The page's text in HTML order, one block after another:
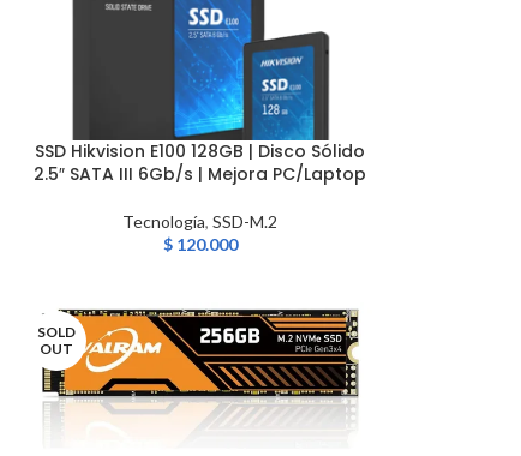
LEER MÁS
SSD Hikvision E100 128GB | Disco Sólido
2.5″ SATA III 6Gb/s | Mejora PC/Laptop
Tecnología,SSD-M.2
$120.000
SOLD
OUT